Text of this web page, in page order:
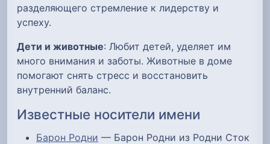
разделяющего стремление к лидерству и
успеху.
Дети и животные: Любит детей, уделяет им
много внимания и заботы. Животные в доме
помогают снять стресс и восстановить
внутренний баланс.
Известные носители имени
Барон Родни — Барон Родни из Родни Сток